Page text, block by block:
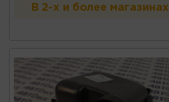
В 2-х и более магазинах